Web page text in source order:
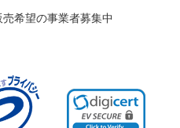
希望の事業者募集中